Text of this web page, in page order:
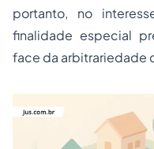
portanto, no
finalidade especial
face da arbitrariedade